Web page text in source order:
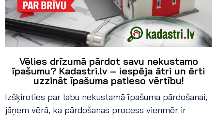
Vēlies drīzumā pārdot savu nekustamo
īpašumu? Kadastri.lv – iespēja ātri un ērti
uzzināt īpašuma patieso vērtību!
Izšķiroties par labu nekustamā īpašuma pārdošanai,
jāņem vērā, ka pārdošanas process vienmēr ir